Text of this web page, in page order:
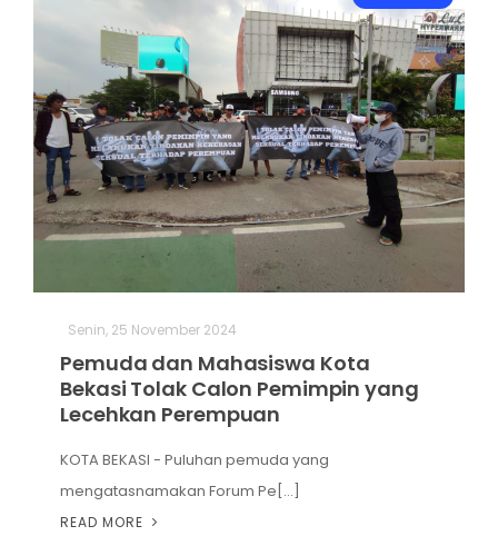
Senin, 25 November 2024
Pemuda dan Mahasiswa Kota
Bekasi Tolak Calon Pemimpin yang
Lecehkan Perempuan
KOTA BEKASI - Puluhan pemuda yang
mengatasnamakan Forum Pe[...]
READ MORE